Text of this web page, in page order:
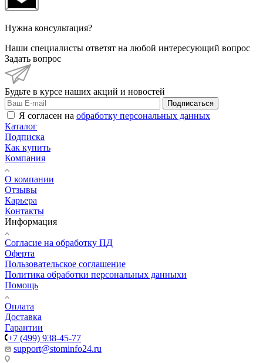
Нужна консультация?
Наши специалисты ответят на любой интересующий вопрос
Задать вопрос
Будьте в курсе наших акций и новостей
Подписаться
Я согласен на обработку персональных данных
Каталог
Подписка
Как купить
Компания
О компании
Отзывы
Карьера
Контакты
Информация
Согласие на обработку ПД
Оферта
Пользовательское соглашение
Политика обработки персональных данныхи
Помощь
Оплата
Доставка
Гарантии
+7 (499) 938-45-77
support@stominfo24.ru